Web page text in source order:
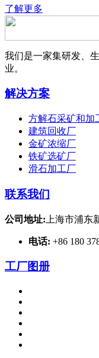
了解更多
我们是一家集研发、
业。
解决方案
方解石采矿和加
建筑回收厂
金矿浓缩厂
铁矿选矿厂
滑石加工厂
联系我们
公司地址: 上海市浦东
电话: +86 180
工厂图册